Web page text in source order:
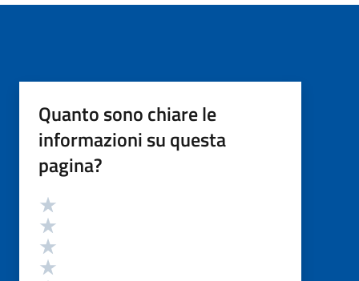
Quanto sono chiare le
informazioni su questa
pagina?
Valutazione